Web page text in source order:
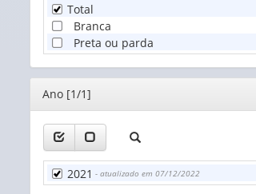
Total
Branca
Preta ou parda
Editor
Ano [1/1]
2021 - atualizado em 07/12/2022